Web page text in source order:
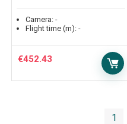
Camera: -
Flight time (m): -
€452.43
1